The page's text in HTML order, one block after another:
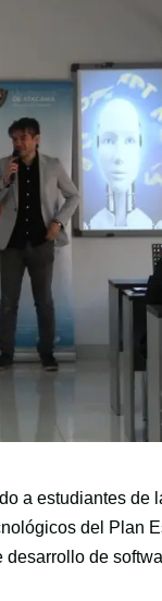
a estudiantes de
del Plan
de